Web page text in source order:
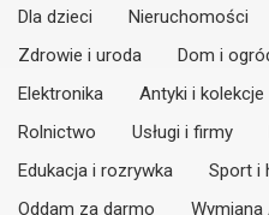
Dla dzieci
Nieruchomości
Zdrowie i uroda
Dom i
Elektronika
Antyki i kolekcje
Rolnictwo
Usługi i firmy
Edukacja i rozrywka
Sport i
Oddam za darmo